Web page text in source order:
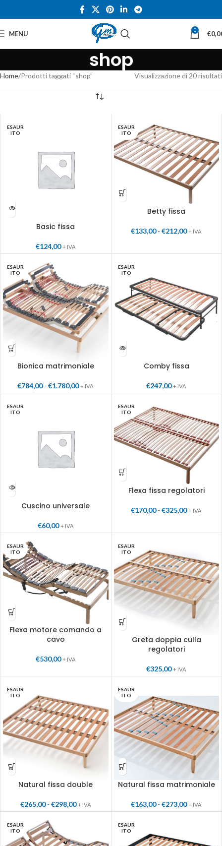
MENU 0 €
shop
Home Prodotti taggati “shop” Visualizzazione di 20 risultati
ESAUR
ITO
Basic fissa
€124,00 + IVA
ESAUR
ITO
Betty fissa
€133,00 - €212,00 + IVA
ESAUR
ITO
Bionica matrimoniale
€784,00 - €1.780,00 + IVA
ESAUR
ITO
Comby fissa
€247,00 + IVA
ESAUR
ITO
Cuscino universale
€60,00 + IVA
ESAUR
ITO
Flexa fissa regolatori
€170,00 - €325,00 + IVA
ESAUR
ITO
Flexa motore comando a
cavo
€530,00 + IVA
ESAUR
ITO
Greta doppia culla
regolatori
€325,00 + IVA
ESAUR
ITO
Natural fissa double
€265,00 - €298,00 + IVA
ESAUR
ITO
Natural fissa matrimoniale
€163,00 - €273,00 + IVA
ESAUR
ITO
ESAUR
ITO